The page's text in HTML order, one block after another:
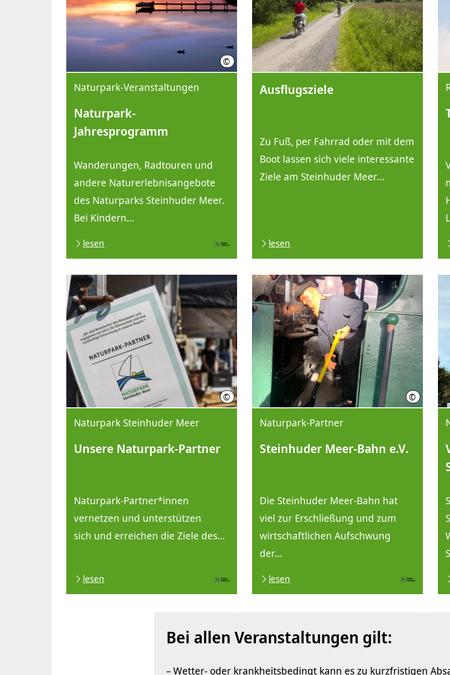
© Region Hannover, Langreder
Naturpark-Veranstaltungen
Naturpark-
Jahresprogramm
Wanderungen, Radtouren und
andere Naturerlebnisangebote
des Naturparks Steinhuder Meer.
Bei Kindern...
lesen
Ausflugsziele
Zu Fuß, per Fahrrad oder mit dem
Boot lassen sich viele interessante
Ziele am Steinhuder Meer...
lesen
© Nadja Mahjoub Fotografie
Naturpark Steinhuder Meer
Unsere Naturpark-Partner
Naturpark-Partner*innen
vernetzen und unterstützen
sich und erreichen die Ziele des...
lesen
© Nils
Naturpark-Partner
Steinhuder Meer-Bahn e.V.
Die Steinhuder Meer-Bahn hat
viel zur Erschließung und zum
wirtschaftlichen Aufschwung
der...
lesen
Bei allen Veranstaltungen gilt:
– Wetter- oder krankheitsbedingt kann es zu kurzfristigen